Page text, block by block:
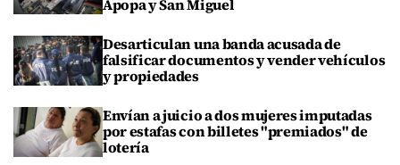
Apopa y San Miguel
Desarticulan una banda acusada de
falsificar documentos y vender vehículos
y propiedades
Envían a juicio a dos mujeres imputadas
por estafas con billetes "premiados" de
lotería